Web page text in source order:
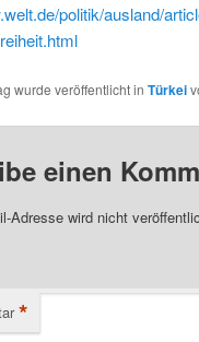
politik/ausland/
wurde veröffentlicht in Türkei
einen
Adresse wird nicht
*